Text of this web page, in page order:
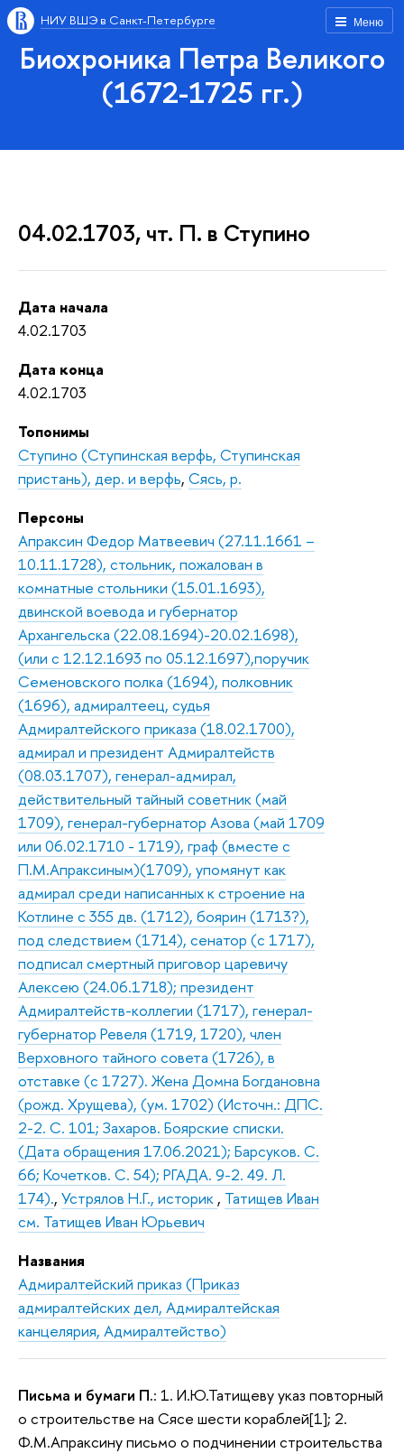
Меню
НИУ ВШЭ в Санкт-Петербурге
Биохроника Петра Великого
(1672-1725 гг.)
04.02.1703, чт. П. в Ступино
Дата начала
4.02.1703
Дата конца
4.02.1703
Топонимы
Ступино (Ступинская верфь, Ступинская
пристань), дер. и верфь, Сясь, р.
Персоны
Апраксин Федор Матвеевич (27.11.1661 –
10.11.1728), стольник, пожалован в
комнатные стольники (15.01.1693),
двинской воевода и губернатор
Архангельска (22.08.1694)-20.02.1698),
(или с 12.12.1693 по 05.12.1697),поручик
Семеновского полка (1694), полковник
(1696), адмиралтеец, судья
Адмиралтейского приказа (18.02.1700),
адмирал и президент Адмиралтейств
(08.03.1707), генерал-адмирал,
действительный тайный советник (май
1709), генерал-губернатор Азова (май 1709
или 06.02.1710 - 1719), граф (вместе с
П.М.Апраксиным)(1709), упомянут как
адмирал среди написанных к строение на
Котлине с 355 дв. (1712), боярин (1713?),
под следствием (1714), сенатор (с 1717),
подписал смертный приговор царевичу
Алексею (24.06.1718); президент
Адмиралтейств-коллегии (1717), генерал-
губернатор Ревеля (1719, 1720), член
Верховного тайного совета (1726), в
отставке (с 1727). Жена Домна Богдановна
(рожд. Хрущева), (ум. 1702) (Источн.: ДПС.
2-2. С. 101; Захаров. Боярские списки.
(Дата обращения 17.06.2021); Барсуков. С.
66; Кочетков. С. 54); РГАДА. 9-2. 49. Л.
174)., Устрялов Н.Г., историк , Татищев Иван
см. Татищев Иван Юрьевич
Названия
Адмиралтейский приказ (Приказ
адмиралтейских дел, Адмиралтейская
канцелярия, Адмиралтейство)
Письма и бумаги П.: 1. И.Ю.Татищеву указ повторный
о строительстве на Сясе шести кораблей[1]; 2.
Ф.М.Апраксину письмо о подчинении строительства